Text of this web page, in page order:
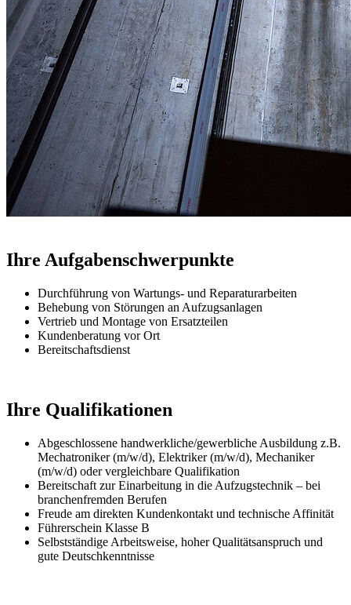
Ihre Aufgabenschwerpunkte
Durchführung von Wartungs- und Reparaturarbeiten
Behebung von Störungen an Aufzugsanlagen
Vertrieb und Montage von Ersatzteilen
Kundenberatung vor Ort
Bereitschaftsdienst
Ihre Qualifikationen
Abgeschlossene handwerkliche/gewerbliche Ausbildung z.B.
Mechatroniker (m/w/d), Elektriker (m/w/d), Mechaniker
(m/w/d) oder vergleichbare Qualifikation
Bereitschaft zur Einarbeitung in die Aufzugstechnik – bei
branchenfremden Berufen
Freude am direkten Kundenkontakt und technische Affinität
Führerschein Klasse B
Selbstständige Arbeitsweise, hoher Qualitätsanspruch und
gute Deutschkenntnisse